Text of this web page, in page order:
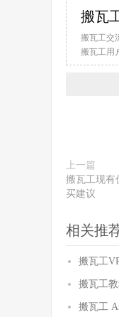
搬瓦
搬瓦工交
搬瓦工用
上一篇
搬瓦工现有
买建议
相关推
搬瓦工
搬瓦工教
搬瓦工